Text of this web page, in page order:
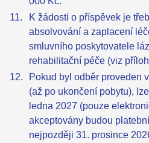
K žádosti o příspěvek je
absolvování a zaplacení
smluvního poskytovatele
rehabilitační péče (viz
Pokud byl odběr proveden
(až po ukončení pobytu),
ledna 2027 (pouze
akceptovány budou
nejpozději 31. prosince